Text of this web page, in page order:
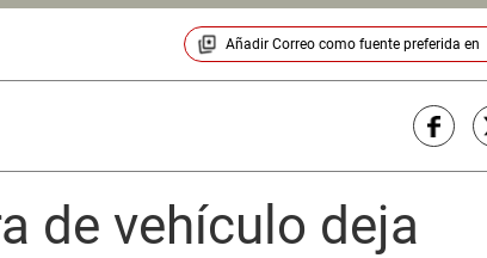
Añadir Correocomo fuente preferida en
de vehículo deja